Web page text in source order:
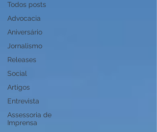
Todos posts
Advocacia
Aniversário
Jornalismo
Releases
Social
Artigos
Entrevista
Assessoria de
Imprensa